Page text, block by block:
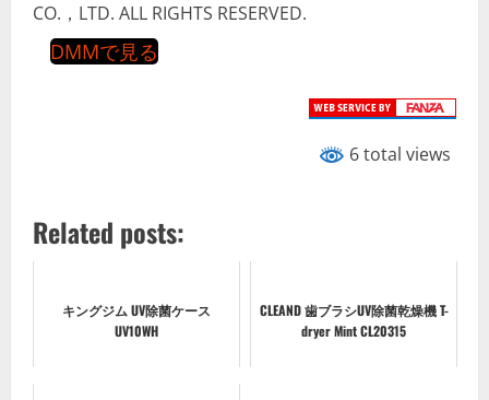
CO.，LTD. ALL RIGHTS RESERVED.
DMMで見る
6 total views
Related posts:
キングジム UV除菌ケース
UV10WH
CLEAND 歯ブラシUV除菌乾燥機 T-
dryer Mint CL20315